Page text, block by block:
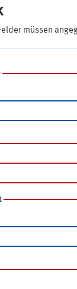
müssen